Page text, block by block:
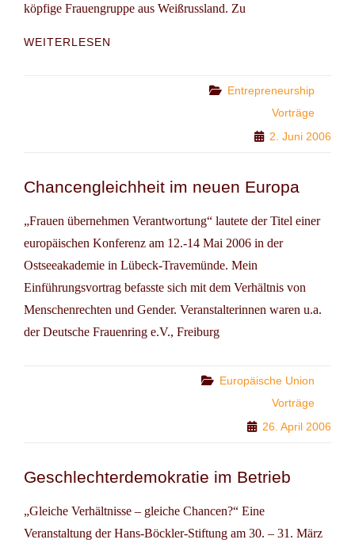
köpfige Frauengruppe aus Weißrussland. Zu
WEITERLESEN
Categories
Entrepreneurship
Vorträge
2. Juni 2006
Chancengleichheit im neuen Europa
„Frauen übernehmen Verantwortung“ lautete der Titel einer
europäischen Konferenz am 12.-14 Mai 2006 in der
Ostseeakademie in Lübeck-Travemünde. Mein
Einführungsvortrag befasste sich mit dem Verhältnis von
Menschenrechten und Gender. Veranstalterinnen waren u.a.
der Deutsche Frauenring e.V., Freiburg
Categories
Europäische Union
Vorträge
26. April 2006
Geschlechterdemokratie im Betrieb
„Gleiche Verhältnisse – gleiche Chancen?“ Eine
Veranstaltung der Hans-Böckler-Stiftung am 30. – 31. März